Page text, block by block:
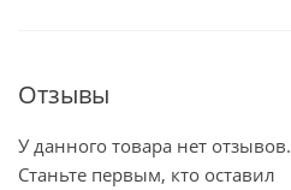
Отзывы
У данного товара нет отзывов.
Станьте первым, кто оставил